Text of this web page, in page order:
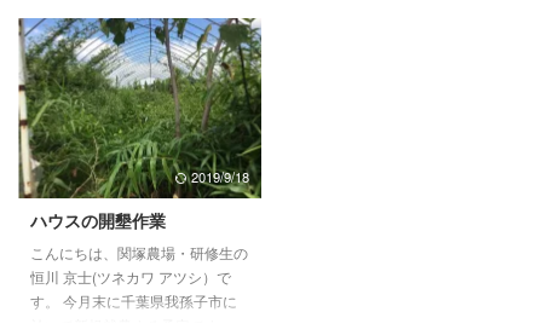
と農薬や化学肥料使わない露地栽
培による野菜をお届けする予定で
す。 今日は、関塚農場のルーテ
ィーン（名物）についての紹介で
す。 毎朝ミーティングの前に操
体を行っています。5分もかから
ないほどなのですが、これを作業
ってると実感。 身も心も歪みが
無いおかげでしょうか、幸いにも
この一年は痛みやケガとは無縁の
生活を送ることができておりま ...
2019/9/18
ハウスの開墾作業
こんにちは、関塚農場・研修生の
恒川 京士(ツネカワ アツシ）で
す。 今月末に千葉県我孫子市に